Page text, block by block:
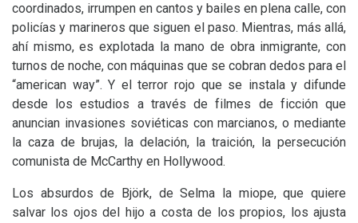
coordinados, irrumpen en cantos y bailes en plena calle, con
policías y marineros que siguen el paso. Mientras, más allá,
ahí mismo, es explotada la mano de obra inmigrante, con
turnos de noche, con máquinas que se cobran dedos para el
“american way”. Y el terror rojo que se instala y difunde
desde los estudios a través de filmes de ficción que
anuncian invasiones soviéticas con marcianos, o mediante
la caza de brujas, la delación, la traición, la persecución
comunista de McCarthy en Hollywood.
Los absurdos de Björk, de Selma la miope, que quiere
salvar los ojos del hijo a costa de los propios, los ajusta